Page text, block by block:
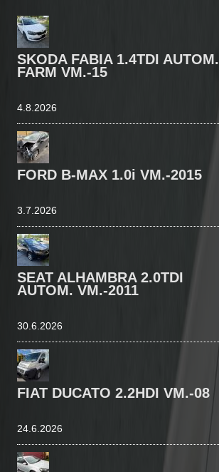
SKODA FABIA 1.4TDI AUTOM.
FARM VM.-15
4.8.2026
FORD B-MAX 1.0i VM.-2015
3.7.2026
SEAT ALHAMBRA 2.0TDI
AUTOM. VM.-2011
30.6.2026
FIAT DUCATO 2.2HDI VM.-08
24.6.2026